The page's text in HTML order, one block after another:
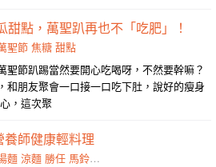
點，萬聖趴再也不「吃肥」！
聖節 焦糖 甜點
聖節趴踢當然要開心吃喝呀，不然要幹嘛？
和朋友聚會一口接一口吃下肚，說好的瘦身
，這次聚
師健康輕料理
麵 涼麵 勝任 馬鈴薯